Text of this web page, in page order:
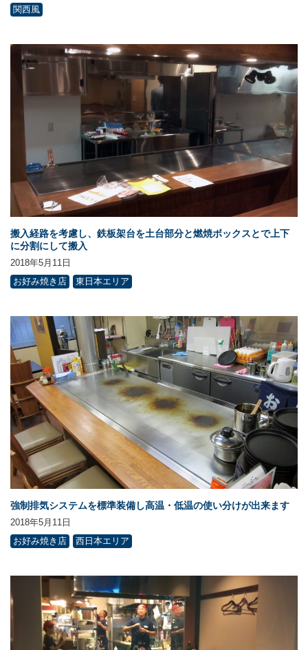
関西風
搬入経路を考慮し、鉄板架台を土台部分と燃焼ボックスとで上下
に分割にして搬入
2018年5月11日
お好み焼き店
東日本エリア
強制排気システムを標準装備し高温・低温の使い分けが出来ます
2018年5月11日
お好み焼き店
西日本エリア